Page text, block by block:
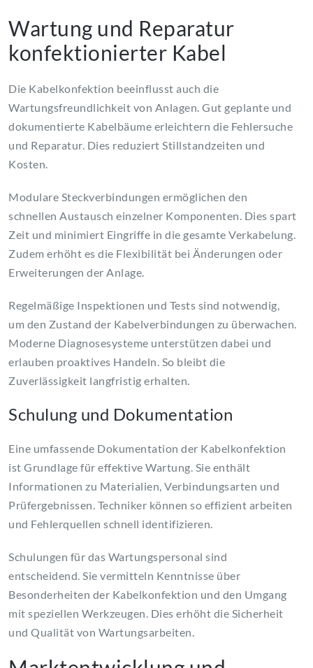
Wartung und Reparatur
konfektionierter Kabel
Die Kabelkonfektion beeinflusst auch die
Wartungsfreundlichkeit von Anlagen. Gut geplante und
dokumentierte Kabelbäume erleichtern die Fehlersuche
und Reparatur. Dies reduziert Stillstandzeiten und
Kosten.
Modulare Steckverbindungen ermöglichen den
schnellen Austausch einzelner Komponenten. Dies spart
Zeit und minimiert Eingriffe in die gesamte Verkabelung.
Zudem erhöht es die Flexibilität bei Änderungen oder
Erweiterungen der Anlage.
Regelmäßige Inspektionen und Tests sind notwendig,
um den Zustand der Kabelverbindungen zu überwachen.
Moderne Diagnosesysteme unterstützen dabei und
erlauben proaktives Handeln. So bleibt die
Zuverlässigkeit langfristig erhalten.
Schulung und Dokumentation
Eine umfassende Dokumentation der Kabelkonfektion
ist Grundlage für effektive Wartung. Sie enthält
Informationen zu Materialien, Verbindungsarten und
Prüfergebnissen. Techniker können so effizient arbeiten
und Fehlerquellen schnell identifizieren.
Schulungen für das Wartungspersonal sind
entscheidend. Sie vermitteln Kenntnisse über
Besonderheiten der Kabelkonfektion und den Umgang
mit speziellen Werkzeugen. Dies erhöht die Sicherheit
und Qualität von Wartungsarbeiten.